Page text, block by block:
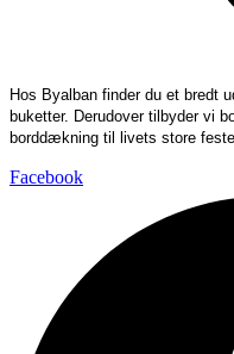
Hos Byalban finder du et bredt
buketter. Derudover tilbyder vi
borddækning til livets store
Facebook